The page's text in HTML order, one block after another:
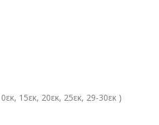
15εκ, 20εκ, 25εκ, 29-30εκ )